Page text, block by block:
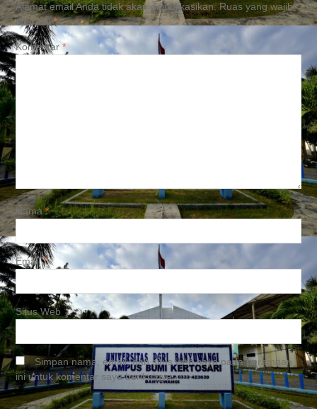
Alamat email Anda tidak akan dipublikasikan. Ruas yang wajib
ditandai*
Komentar *
Nama*
Email*
Situs Web
Simpan nama, email, dan situs web saya pada peramban
ini untuk komentar saya berikutnya.